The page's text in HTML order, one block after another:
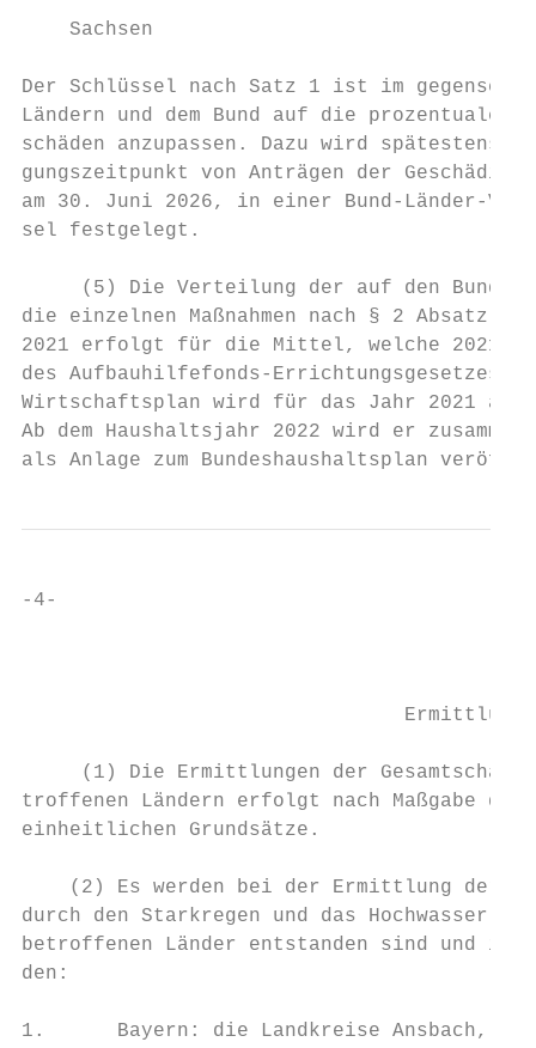
Sachsen
Der Schlüssel nach Satz 1 ist im
Ländern und dem Bund auf die prozentuale
schäden anzupassen. Dazu wird spätestens
gungszeitpunkt von Anträgen der
am 30. Juni 2026, in einer Bund-Länder-
sel festgelegt.
(5) Die Verteilung der auf den Bund
die einzelnen Maßnahmen nach § 2 Absatz
2021 erfolgt für die Mittel, welche 2021
des Aufbauhilfefonds-Errichtungsgesetzes
Wirtschaftsplan wird für das Jahr 2021 als
Ab dem Haushaltsjahr 2022 wird er
als Anlage zum Bundeshaushaltsplan
-4-
Ermittlung
(1) Die Ermittlungen der
troffenen Ländern erfolgt nach Maßgabe
einheitlichen Grundsätze.
(2) Es werden bei der Ermittlung der
durch den Starkregen und das Hochwasser
betroffenen Länder entstanden sind und
den:
1.      Bayern: die Landkreise Ansbach,